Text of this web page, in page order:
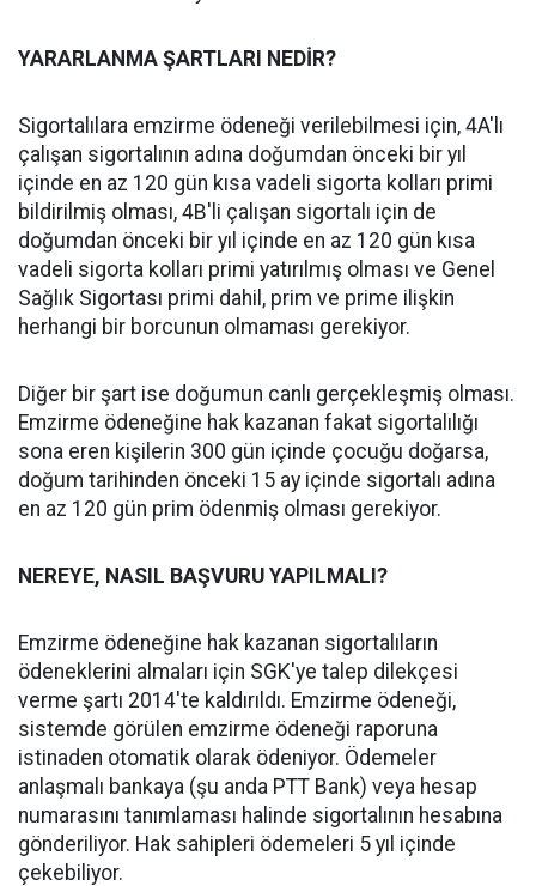
YARARLANMA ŞARTLARI NEDİR?
Sigortalılara emzirme ödeneği verilebilmesi için, 4A'lı
çalışan sigortalının adına doğumdan önceki bir yıl
içinde en az 120 gün kısa vadeli sigorta kolları primi
bildirilmiş olması, 4B'li çalışan sigortalı için de
doğumdan önceki bir yıl içinde en az 120 gün kısa
vadeli sigorta kolları primi yatırılmış olması ve Genel
Sağlık Sigortası primi dahil, prim ve prime ilişkin
herhangi bir borcunun olmaması gerekiyor.
Diğer bir şart ise doğumun canlı gerçekleşmiş olması.
Emzirme ödeneğine hak kazanan fakat sigortalılığı
sona eren kişilerin 300 gün içinde çocuğu doğarsa,
doğum tarihinden önceki 15 ay içinde sigortalı adına
en az 120 gün prim ödenmiş olması gerekiyor.
NEREYE, NASIL BAŞVURU YAPILMALI?
Emzirme ödeneğine hak kazanan sigortalıların
ödeneklerini almaları için SGK'ye talep dilekçesi
verme şartı 2014'te kaldırıldı. Emzirme ödeneği,
sistemde görülen emzirme ödeneği raporuna
istinaden otomatik olarak ödeniyor. Ödemeler
anlaşmalı bankaya (şu anda PTT Bank) veya hesap
numarasını tanımlaması halinde sigortalının hesabına
gönderiliyor. Hak sahipleri ödemeleri 5 yıl içinde
çekebiliyor.